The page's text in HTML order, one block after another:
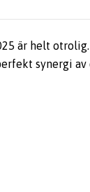
är helt
synergi